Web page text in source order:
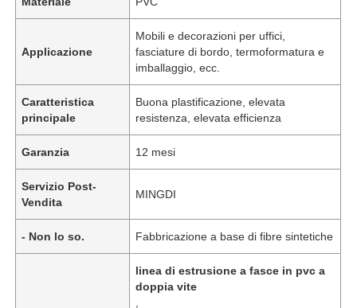
Applicazione
Mobili e decorazioni per uffici,
fasciature di bordo, termoformatura e
imballaggio, ecc.
Caratteristica
principale
Buona plastificazione, elevata
resistenza, elevata efficienza
Garanzia 12 mesi
Servizio Post-
Vendita
MINGDI
- Non lo so. Fabbricazione a base di fibre sintetiche
linea di estrusione a fasce in pvc a
doppia vite